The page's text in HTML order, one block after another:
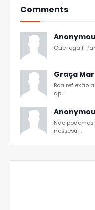
Comments
Que legal!!
Graça
Boa reflexão
ap...
Não
nessesá...